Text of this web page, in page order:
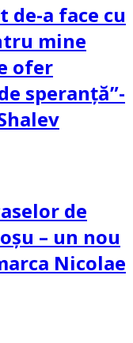
a face cu
mine
ofer
speranță”-
de
– un nou
Nicolae